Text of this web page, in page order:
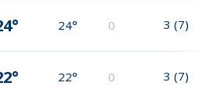
24° 0 3 (7)
22° 0 3 (7)